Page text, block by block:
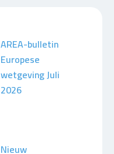
AREA-bulletin
Europese
wetgeving Juli
2026
Nieuw